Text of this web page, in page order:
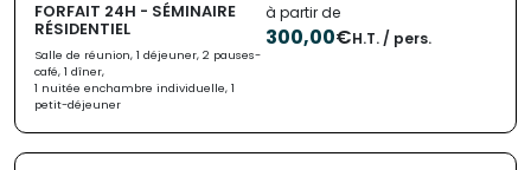
FORFAIT 24H - SÉMINAIRE
RÉSIDENTIEL
Salle de réunion, 1 déjeuner, 2 pauses-
café, 1 dîner,
1 nuitée enchambre individuelle, 1
petit-déjeuner
à partir de
300,00€H.T. / pers.